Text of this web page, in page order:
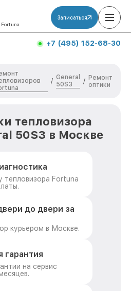
Записаться
+7 (495) 152-68-30
/
General
50S3
/ Ремонт
оптики
тепловизора
50S3 в Москве
Fortuna
до двери за
курьером в Москве.
гарантия
на сервис